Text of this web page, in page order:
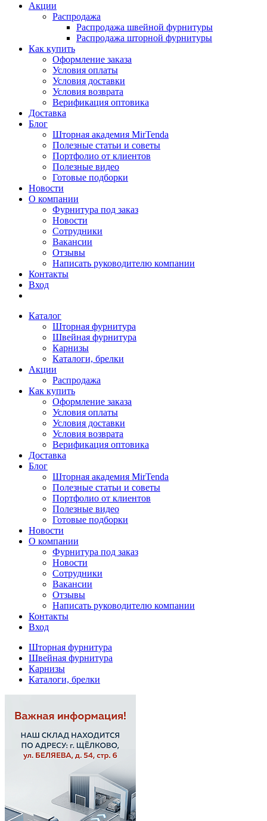
Акции
Распродажа
Распродажа швейной фурнитуры
Распродажа шторной фурнитуры
Как купить
Оформление заказа
Условия оплаты
Условия доставки
Условия возврата
Верификация оптовика
Доставка
Блог
Шторная академия MirTenda
Полезные статьи и советы
Портфолио от клиентов
Полезные видео
Готовые подборки
Новости
О компании
Фурнитура под заказ
Новости
Сотрудники
Вакансии
Отзывы
Написать руководителю компании
Контакты
Вход
Каталог
Шторная фурнитура
Швейная фурнитура
Карнизы
Каталоги, брелки
Акции
Распродажа
Как купить
Оформление заказа
Условия оплаты
Условия доставки
Условия возврата
Верификация оптовика
Доставка
Блог
Шторная академия MirTenda
Полезные статьи и советы
Портфолио от клиентов
Полезные видео
Готовые подборки
Новости
О компании
Фурнитура под заказ
Новости
Сотрудники
Вакансии
Отзывы
Написать руководителю компании
Контакты
Вход
Шторная фурнитура
Швейная фурнитура
Карнизы
Каталоги, брелки